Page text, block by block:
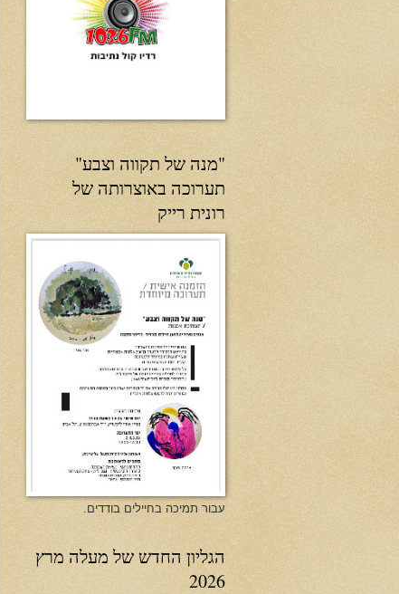
"מנה של תקווה וצבע"
תערוכה באוצרותה של
רונית רייק
עבור תמיכה בחיילים בודדים.
הגליון החדש של מעלה מרץ
2026